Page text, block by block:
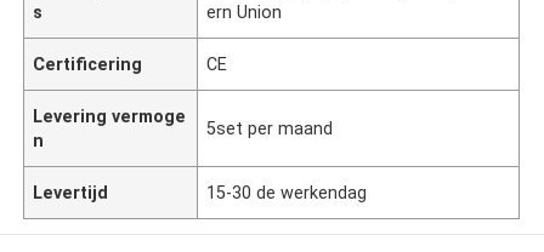
s
ern Union
Certificering CE
Levering vermoge
n
5set per maand
Levertijd 15-30 de werkendag